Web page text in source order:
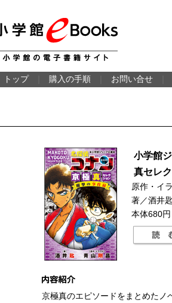
トップ 購入の手順 お問い合せ
小学館
真セレ
原作・イ
著／酒井匙
本体680
京極真のエピソードをまとめたノ